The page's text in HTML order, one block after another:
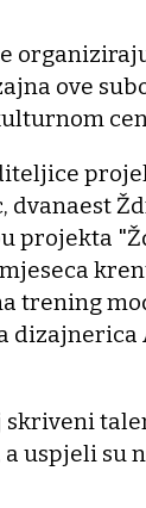
ove
dvanaest
projekta
trening
dizajnerica
skriveni
uspjeli su